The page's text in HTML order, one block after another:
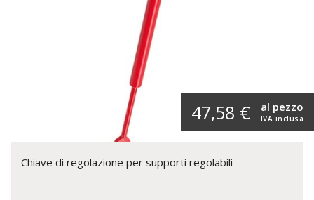
47,58 € IVA inclusa
al pezzo
Chiave di regolazione per supporti regolabili